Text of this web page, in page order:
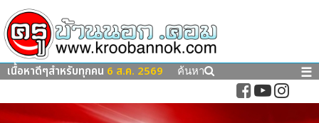
เนื้อหาดีๆสำหรับทุกคน 6 ส.ค. 2569 ค้นหา ☰